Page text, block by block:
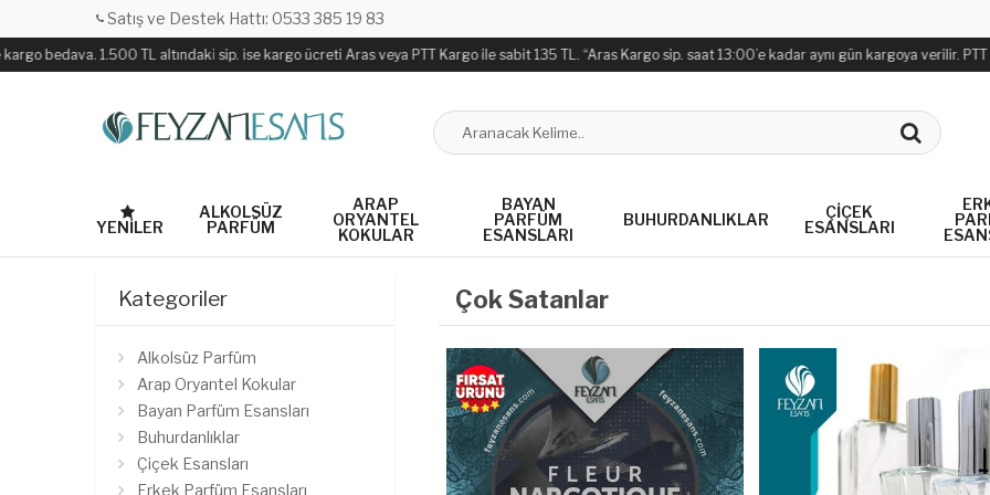
Satış ve Destek Hattı: 0533 385 19 83
1.500 TL altındaki sip. ise kargo ücreti Aras veya PTT Kargo ile sabit 135 TL. “Aras Kargo sip. saat 13:00’e kadar aynı gün kargoya verilir. PTT
YENILER
ALKOLSÜZ
PARFÜM
ARAP
ORYANTEL
KOKULAR
BAYAN
PARFÜM
ESANSLARI
BUHURDANLIKLAR
ÇIÇEK
ESANSLARI
Kategoriler
Alkolsüz Parfüm
Arap Oryantel Kokular
Bayan Parfüm Esansları
Buhurdanlıklar
Çiçek Esansları
Erkek Parfüm Esansları
Çok Satanlar